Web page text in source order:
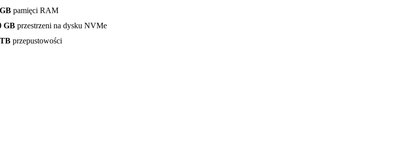
pamięci RAM
GB przestrzeni na dysku NVMe
przepustowości